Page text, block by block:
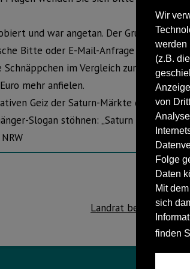
Wir
werden
(z.B.
von
Folge
Daten
Mit
sich
finden
und war angetan. Der Grund:
Bitte oder E-Mail-Anfrage hin Wunsch-
im Vergleich zur Bestellung
mehr anfielen.
Geiz der Saturn-Märkte durchaus
Slogan stöhnen: „Saturn – das gibt’s
Landrat begründet